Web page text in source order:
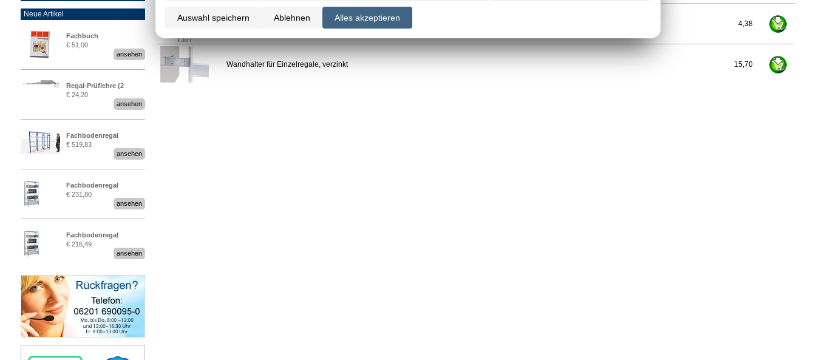
Neue Artikel
Fachbuch
„Regalprüfung nach DIN
€ 51,00
ansehen
Regal-Prüflehre (2
Stück)
€ 24,20
ansehen
Fachbodenregal
Stecksystem MultiPlus
2,25 Meter breit
€ 519,83
ansehen
Fachbodenregal
Stecksystem MultiPlus
€ 231,80
ansehen
Fachbodenregal
Stecksystem MultiPlus
€ 216,49
ansehen
Wandbefestigung für Stecksystem, vertikale Ausführung, verzinkt 4,38
Wandhalter für Einzelregale, verzinkt 15,70
Auswahl speichern Ablehnen Alles akzeptieren